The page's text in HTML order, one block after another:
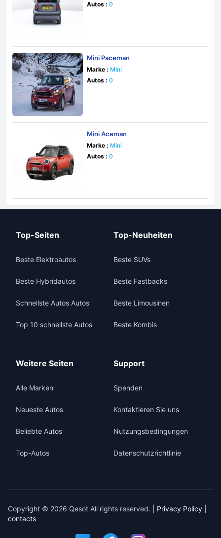
Autos : 0
Mini Paceman
Marke : Mini
Autos : 0
Mini Aceman
Marke : Mini
Autos : 0
Top-Seiten
Beste Elektroautos
Beste Hybridautos
Schnellste Autos Autos
Top 10 schnellste Autos
Top-Neuheiten
Beste SUVs
Beste Fastbacks
Beste Limousinen
Beste Kombis
Weitere Seiten
Alle Marken
Neueste Autos
Beliebte Autos
Top-Autos
Support
Spenden
Kontaktieren Sie uns
Nutzungsbedingungen
Datenschutzrichtlinie
Copyright © 2026 Qesot All rights reserved. | Privacy Policy
contacts